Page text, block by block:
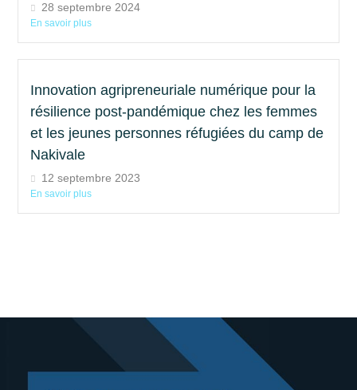
28 septembre 2024
En savoir plus
Innovation agripreneuriale numérique pour la
résilience post-pandémique chez les femmes
et les jeunes personnes réfugiées du camp de
Nakivale
12 septembre 2023
En savoir plus